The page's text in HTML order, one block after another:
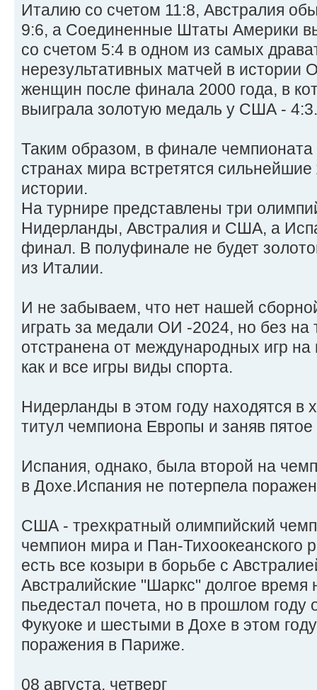
Италию со счетом 11:8, Австралия
9:6, а Соединенные Штаты Америки
со счетом 5:4 в одном из самых
нерезультативных матчей в истории
женщин после финала 2000 года, в
выиграла золотую медаль у США - 4:3.
Таким образом, в финале чемпионата
странах мира встретятся
истории.
На турнире представлены три
Нидерланды, Австралия и США, а
финал. В полуфинале не будет
из Италии.
И не забываем, что нет нашей
играть за медали ОИ -2024, но без на
отстранена от международных игр
как и все игры виды спорта.
Нидерланды в этом году находятся
титул чемпиона Европы и заняв
Испания, однако, была второй на
в Дохе.Испания не потерпела
США - трехкратный олимпийский
чемпион мира и Пан-Тихоокеанского
есть все козыри в борьбе с
Австралийские "Шаркс" долгое время
пьедестал почета, но в прошлом
Фукуоке и шестыми в Дохе в этом
поражения в Париже.
08 августа, четверг